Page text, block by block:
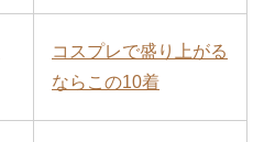
コスプレで盛り上がる
ならこの10着